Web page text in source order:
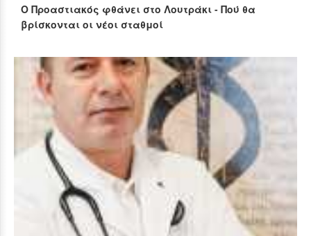
Ο Προαστιακός φθάνει στο Λουτράκι - Πού θα
βρίσκονται οι νέοι σταθμοί